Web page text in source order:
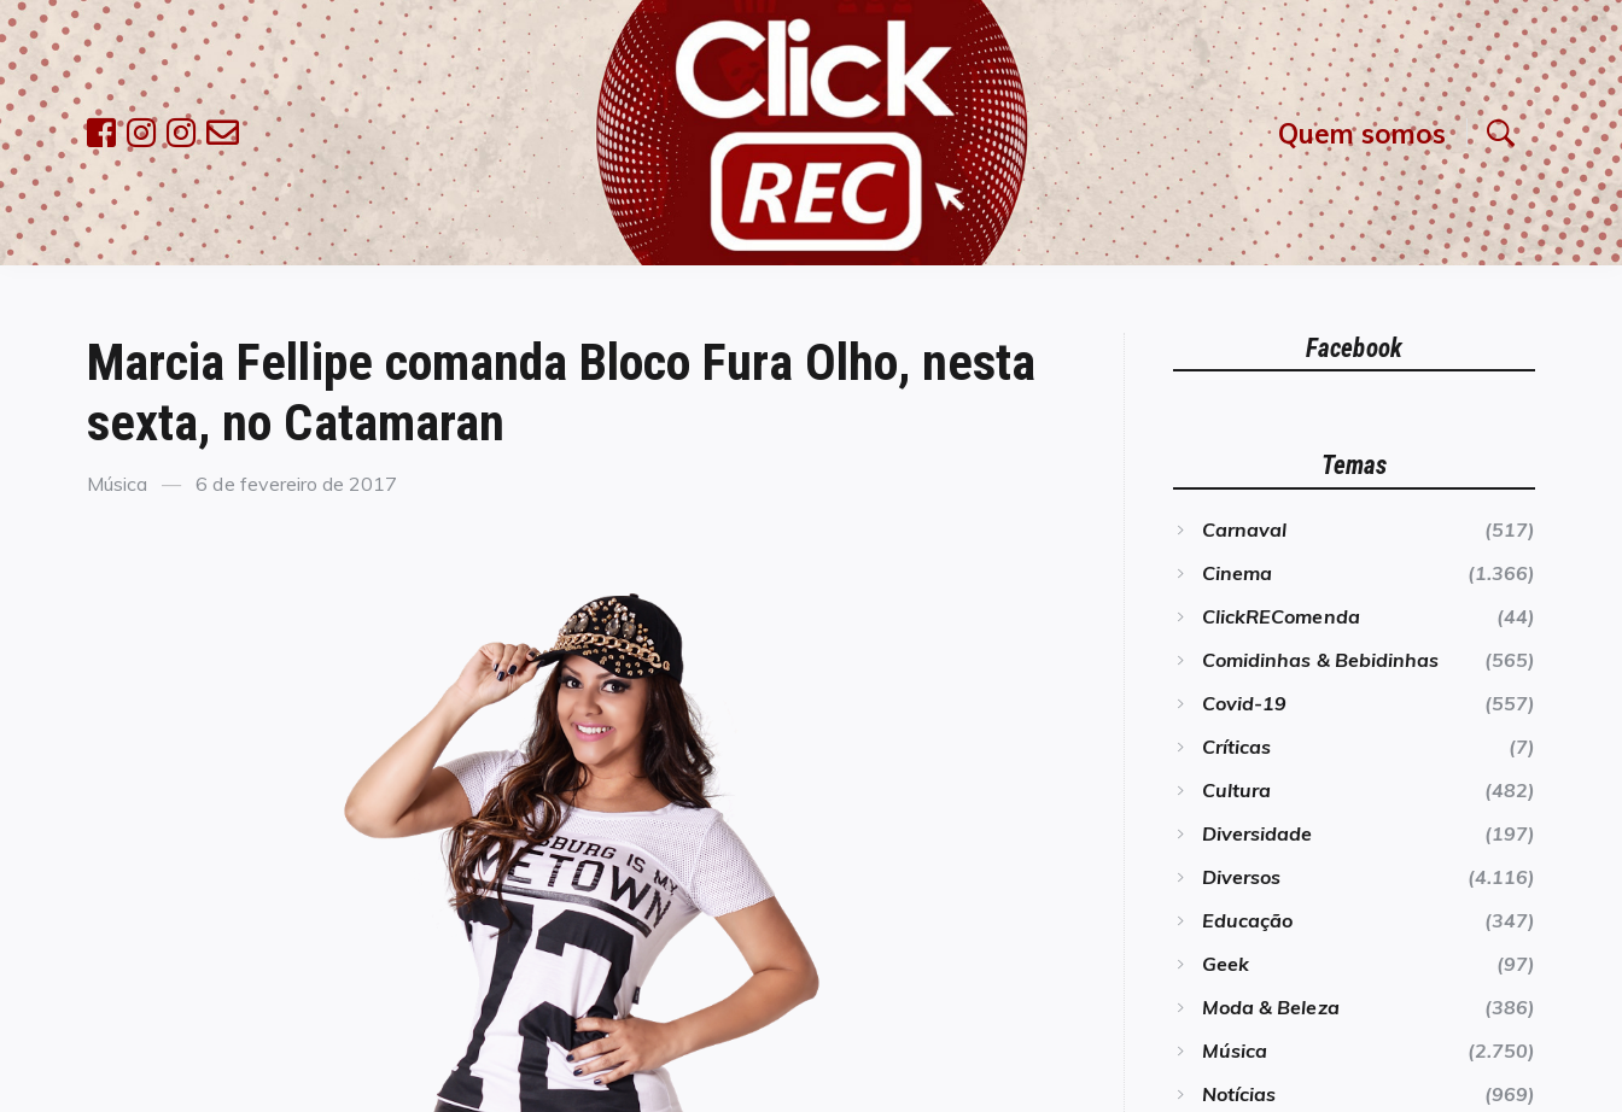
Skip
to
content
ClickREC Quem somos
Marcia Fellipe comanda Bloco Fura Olho, nesta
sexta, no Catamaran
Categories
Música
Posted
6 de fevereiro de 2017
Facebook
Temas
Carnaval
(517)
Cinema
(1.366)
ClickREComenda
(44)
Comidinhas & Bebidinhas
(565)
Covid-19
(557)
Críticas
(7)
Cultura
(482)
Diversidade
(197)
Diversos
(4.116)
Educação
(347)
Geek
(97)
Moda & Beleza
(386)
Música
(2.750)
Notícias
(969)